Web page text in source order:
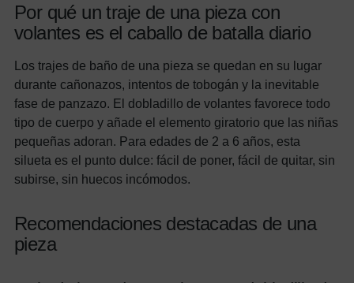
Por qué un traje de una pieza con
volantes es el caballo de batalla diario
Los trajes de baño de una pieza se quedan en su lugar
durante cañonazos, intentos de tobogán y la inevitable
fase de panzazo. El dobladillo de volantes favorece todo
tipo de cuerpo y añade el elemento giratorio que las niñas
pequeñas adoran. Para edades de 2 a 6 años, esta
silueta es el punto dulce: fácil de poner, fácil de quitar, sin
subirse, sin huecos incómodos.
Recomendaciones destacadas de una
pieza